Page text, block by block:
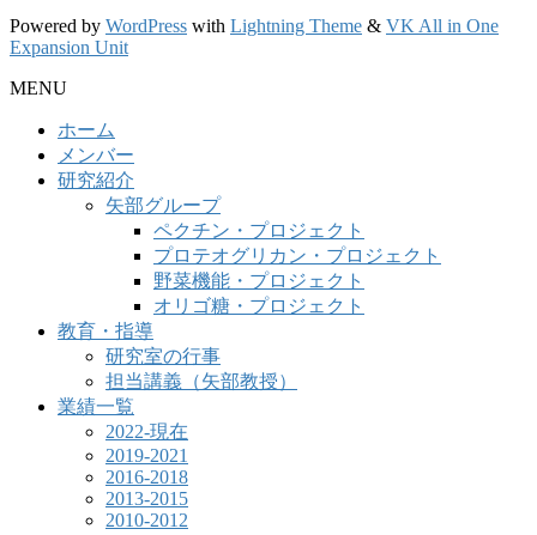
Powered by WordPress with Lightning Theme & VK All in One
Expansion Unit
MENU
ホーム
メンバー
研究紹介
矢部グループ
ペクチン・プロジェクト
プロテオグリカン・プロジェクト
野菜機能・プロジェクト
オリゴ糖・プロジェクト
教育・指導
研究室の行事
担当講義（矢部教授）
業績一覧
2022-現在
2019-2021
2016-2018
2013-2015
2010-2012